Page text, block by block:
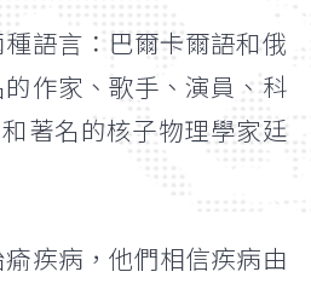
語言：巴爾卡爾語和俄
作家、歌手、演員、科
著名的核子物理學家廷
疾病，他們相信疾病由